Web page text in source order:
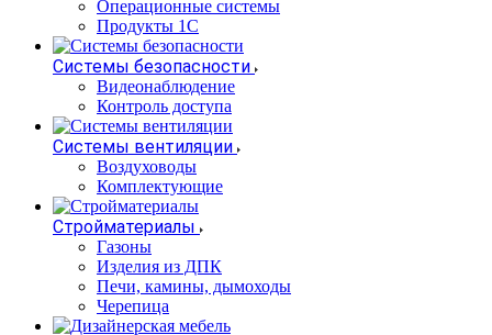
Операционные системы
Продукты 1С
Системы безопасности
Видеонаблюдение
Контроль доступа
Системы вентиляции
Воздуховоды
Комплектующие
Стройматериалы
Газоны
Изделия из ДПК
Печи, камины, дымоходы
Черепица